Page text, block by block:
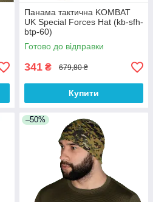
Панама тактична KOMBAT
UK Special Forces Hat (kb-sfh-
btp-60)
Готово до відправки
341 ₴ 679,80 ₴
Купити
–50%